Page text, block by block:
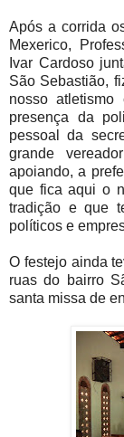
Após a corrida
Mexerico,
Ivar Cardoso
São Sebastião,
nosso
presença da
pessoal da
grande
apoiando, a
que fica aqui o
tradição e que
políticos e
O festejo ainda
ruas do bairro
santa missa de